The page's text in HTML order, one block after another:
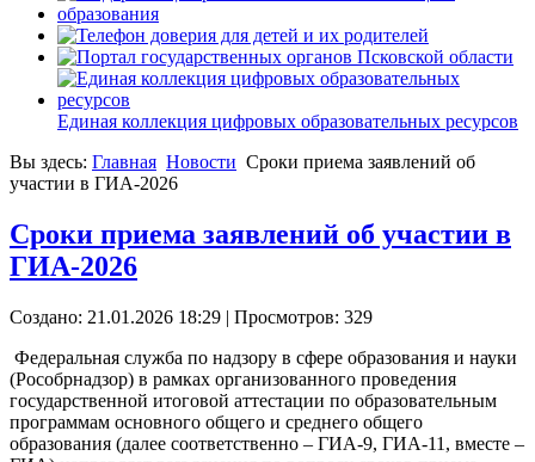
Единая коллекция цифровых образовательных ресурсов
Вы здесь: Главная Новости Сроки приема заявлений об
участии в ГИА-2026
Сроки приема заявлений об участии в
ГИА-2026
Создано: 21.01.2026 18:29 | Просмотров: 329
Федеральная служба по надзору в сфере образования и науки
(Рособрнадзор) в рамках организованного проведения
государственной итоговой аттестации по образовательным
программам основного общего и среднего общего
образования (далее соответственно – ГИА-9, ГИА-11, вместе –